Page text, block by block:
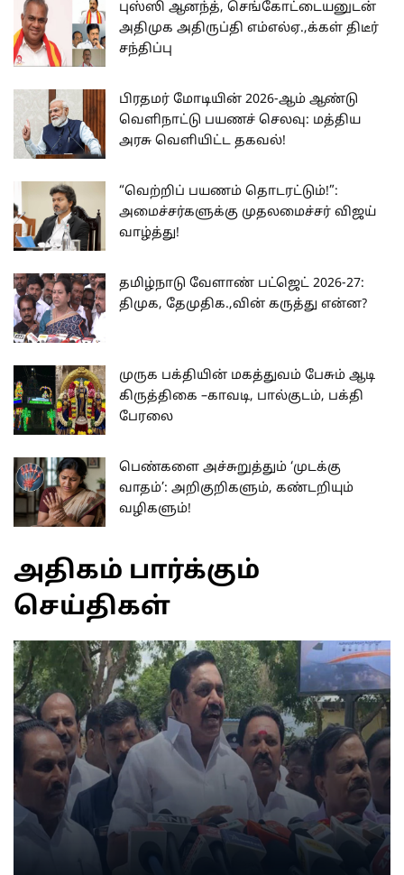
புஸ்ஸி ஆனந்த், செங்கோட்டையனுடன்
அதிமுக அதிருப்தி எம்எல்ஏ.,க்கள் திடீர்
சந்திப்பு
பிரதமர் மோடியின் 2026-ஆம் ஆண்டு
வெளிநாட்டு பயணச் செலவு: மத்திய
அரசு வெளியிட்ட தகவல்!
“வெற்றிப் பயணம் தொடரட்டும்!”:
அமைச்சர்களுக்கு முதலமைச்சர் விஜய்
வாழ்த்து!
தமிழ்நாடு வேளாண் பட்ஜெட் 2026-27:
திமுக, தேமுதிக.,வின் கருத்து என்ன?
முருக பக்தியின் மகத்துவம் பேசும் ஆடி
கிருத்திகை –காவடி, பால்குடம், பக்தி
பேரலை
பெண்களை அச்சுறுத்தும் ‘முடக்கு
வாதம்’: அறிகுறிகளும், கண்டறியும்
வழிகளும்!
அதிகம் பார்க்கும்
செய்திகள்